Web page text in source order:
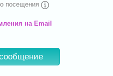
посещения
на Email